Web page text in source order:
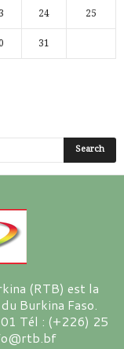
24 25
31
(RTB) est la
Burkina Faso.
Tél : (+226) 25